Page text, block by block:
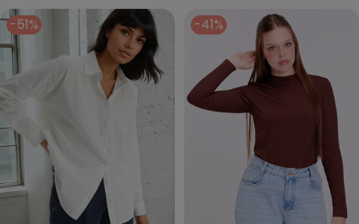
-51% -41%